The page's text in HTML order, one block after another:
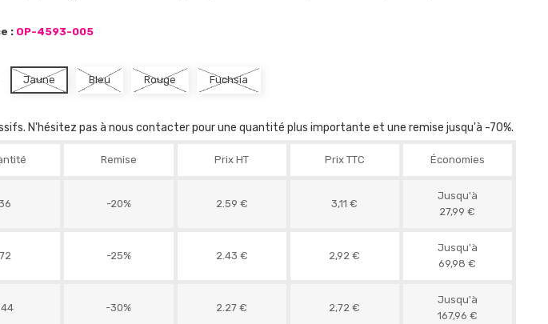
: OP-4593-005
Jaune Bleu Rouge Fuchsia
N'hésitez pas à nous contacter pour une quantité plus importante et une remise jusqu'à -70%.
Remise Prix HT Prix TTC Économies
-20% 2.59 € 3,11 €
Jusqu'à
27,99 €
72 -25% 2.43 € 2,92 €
Jusqu'à
69,98 €
-30% 2.27 € 2,72 €
Jusqu'à
167,96 €